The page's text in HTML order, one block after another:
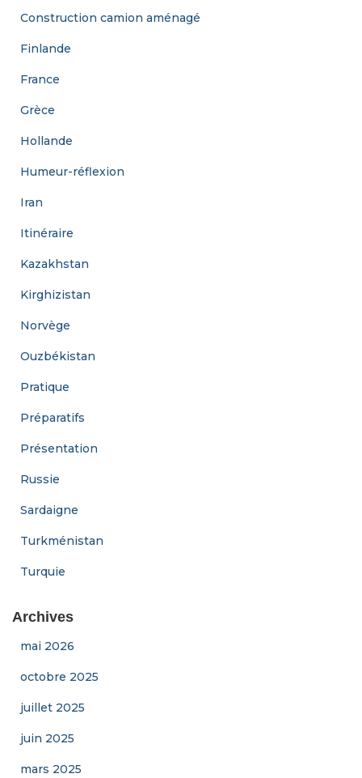
Construction camion aménagé
Finlande
France
Grèce
Hollande
Humeur-réflexion
Iran
Itinéraire
Kazakhstan
Kirghizistan
Norvège
Ouzbékistan
Pratique
Préparatifs
Présentation
Russie
Sardaigne
Turkménistan
Turquie
Archives
mai 2026
octobre 2025
juillet 2025
juin 2025
mars 2025